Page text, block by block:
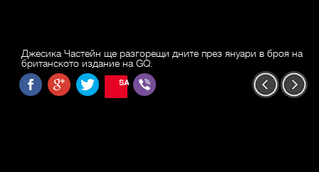
Джесика Частейн ще разгорещи дните през януари в броя на
британското издание на GQ.
SAVE